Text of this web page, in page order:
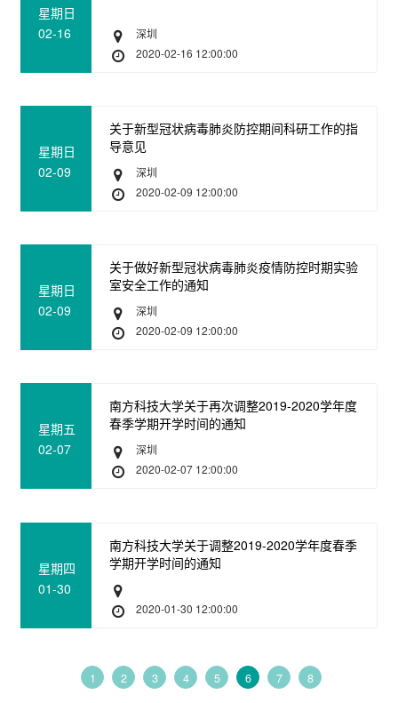
星期日
02-16
深圳
2020-02-16 12:00:00
星期日
02-09
关于新型冠状病毒肺炎防控期间科研工作的指
导意见
深圳
2020-02-09 12:00:00
星期日
02-09
关于做好新型冠状病毒肺炎疫情防控时期实验
室安全工作的通知
深圳
2020-02-09 12:00:00
星期五
02-07
南方科技大学关于再次调整2019-2020学年度
春季学期开学时间的通知
深圳
2020-02-07 12:00:00
星期四
01-30
南方科技大学关于调整2019-2020学年度春季
学期开学时间的通知
2020-01-30 12:00:00
1 2 3 4 5 6 7 8